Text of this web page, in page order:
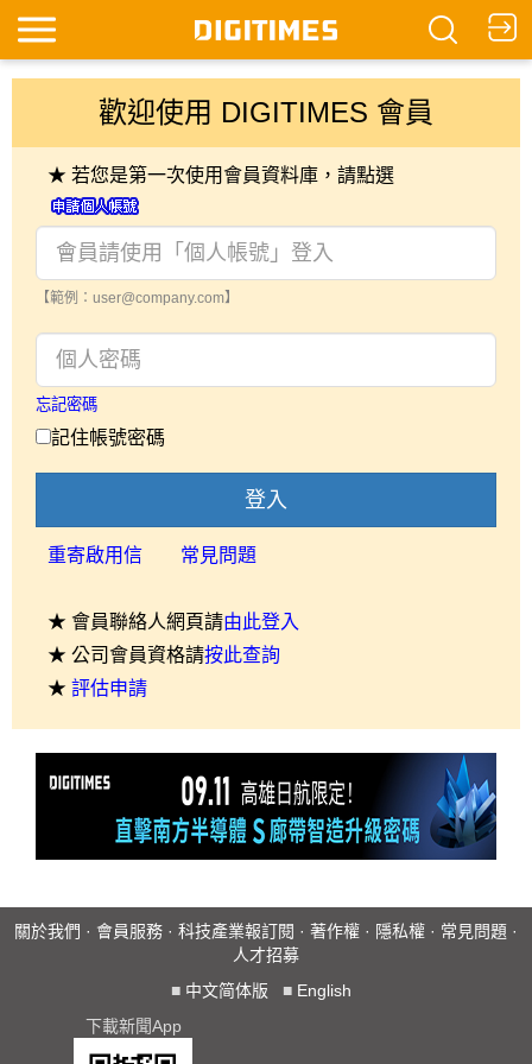
歡迎使用 DIGITIMES 會員
★ 若您是第一次使用會員資料庫，請點選
【範例：user@company.com】
忘記密碼
記住帳號密碼
登入
重寄啟用信 常見問題
★ 會員聯絡人網頁請由此登入
★ 公司會員資格請按此查詢
★ 評估申請
關於我們 · 會員服務 · 科技產業報訂閱 · 著作權 · 隱私權 · 常見問題 ·
人才招募
■ 中文简体版 ■ English
下載新聞App